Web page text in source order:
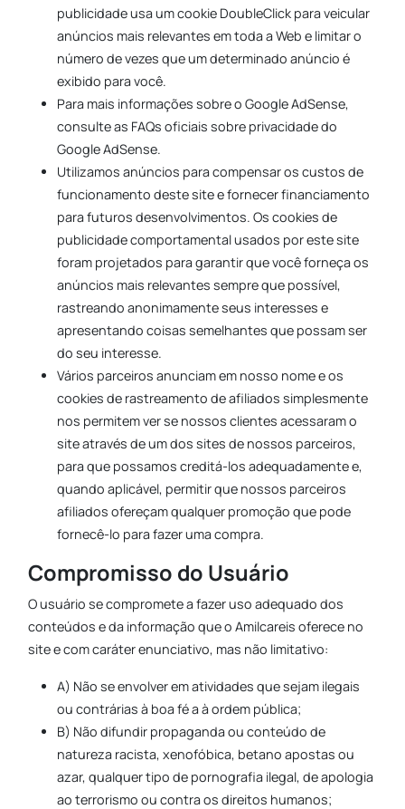
publicidade usa um cookie DoubleClick para veicular
anúncios mais relevantes em toda a Web e limitar o
número de vezes que um determinado anúncio é
exibido para você.
Para mais informações sobre o Google AdSense,
consulte as FAQs oficiais sobre privacidade do
Google AdSense.
Utilizamos anúncios para compensar os custos de
funcionamento deste site e fornecer financiamento
para futuros desenvolvimentos. Os cookies de
publicidade comportamental usados por este site
foram projetados para garantir que você forneça os
anúncios mais relevantes sempre que possível,
rastreando anonimamente seus interesses e
apresentando coisas semelhantes que possam ser
do seu interesse.
Vários parceiros anunciam em nosso nome e os
cookies de rastreamento de afiliados simplesmente
nos permitem ver se nossos clientes acessaram o
site através de um dos sites de nossos parceiros,
para que possamos creditá-los adequadamente e,
quando aplicável, permitir que nossos parceiros
afiliados ofereçam qualquer promoção que pode
fornecê-lo para fazer uma compra.
Compromisso do Usuário
O usuário se compromete a fazer uso adequado dos
conteúdos e da informação que o Amilcareis oferece no
site e com caráter enunciativo, mas não limitativo:
A) Não se envolver em atividades que sejam ilegais
ou contrárias à boa fé a à ordem pública;
B) Não difundir propaganda ou conteúdo de
natureza racista, xenofóbica, betano apostas ou
azar, qualquer tipo de pornografia ilegal, de apologia
ao terrorismo ou contra os direitos humanos;